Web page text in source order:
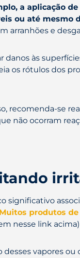
a aplicação
ou até mesmo
arranhões e
danos às
os rótulos dos
recomenda-se
não ocorram
significativo
Muitos produtos
nesse link
desses vapores